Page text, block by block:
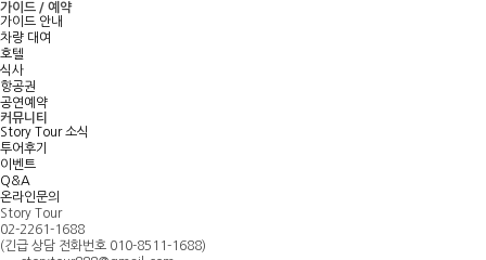
가이드 / 예약
가이드 안내
차량 대여
호텔
식사
항공권
공연예약
커뮤니티
Story Tour 소식
투어후기
이벤트
Q&A
온라인문의
Story Tour
02-2261-1688
(긴급 상담 전화번호 010-8511-1688)